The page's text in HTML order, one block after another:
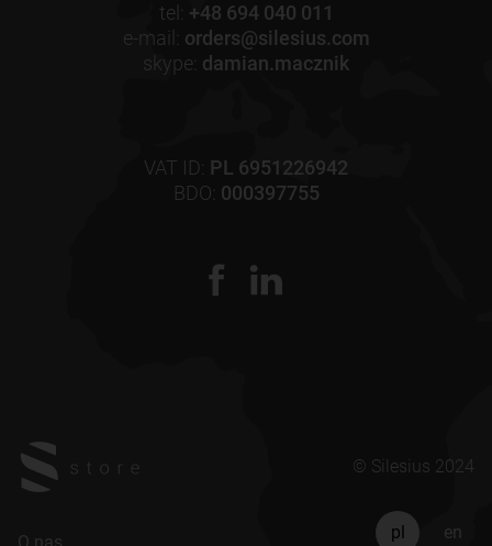
tel: +48 694 040 011
e-mail: orders@silesius.com
skype: damian.macznik
VAT ID: PL 6951226942
BDO: 000397755
© Silesius 2024
pl en